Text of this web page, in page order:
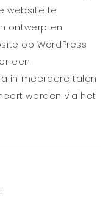
website te
ontwerp en
op WordPress
een
in meerdere talen
worden via het